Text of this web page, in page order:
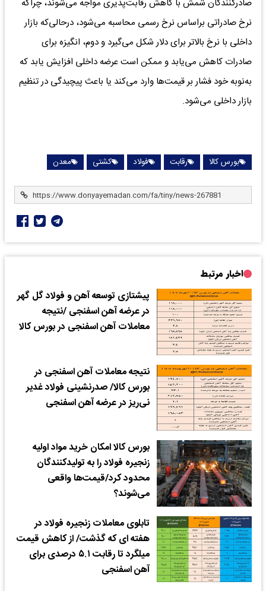
صادرکنندگان شمش با کاهش رقابت‌پذیری مواجه می‌شوند، چراکه
نرخ صادراتی براساس نرخ رسمی محاسبه می‌شود، درحالی‌که بازار
داخلی با نرخ بالاتر برای دلار شکل می‌گیرد و دوم، انگیزه برای
صادرات کاهش می‌یابد و ممکن است عرضه داخلی افزایش یابد که
به‌نوبه خود فشار بر قیمت‌ها وارد می‌کند یا باعث پیچیدگی در تنظیم
بازار داخلی می‌شود.
بورس کالا رقابت فولاد کشتی معدن
اخبار مرتبط
پیشتازی توسعه آهن و فولاد گل گهر
در عرضه آهن اسفنجی /نتیجه
معاملات آهن اسفنجی در بورس کالا
نتیجه معاملات آهن اسفنجی در
بورس کالا/ صدرنشینی فولاد غدیر
نی‌ریز در عرضه آهن اسفنجی
بورس کالا امکان خرید مواد اولیه
زنجیره فولاد را به تولیدکنندگان
محدود کرد/قیمت‌ها واقعی
می‌شوند؟
تابلوی معاملات زنجیره فولاد در
هفته ای که گذشت/ از کاهش قیمت
میلگرد تا رقابت ۵.۱ درصدی برای
آهن اسفنجی